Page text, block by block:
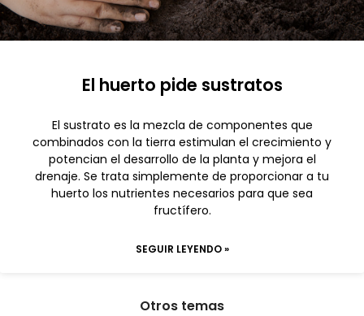
El huerto pide sustratos
El sustrato es la mezcla de componentes que
combinados con la tierra estimulan el crecimiento y
potencian el desarrollo de la planta y mejora el
drenaje. Se trata simplemente de proporcionar a tu
huerto los nutrientes necesarios para que sea
fructífero.
SEGUIR LEYENDO »
Otros temas